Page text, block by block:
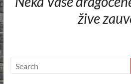
žive